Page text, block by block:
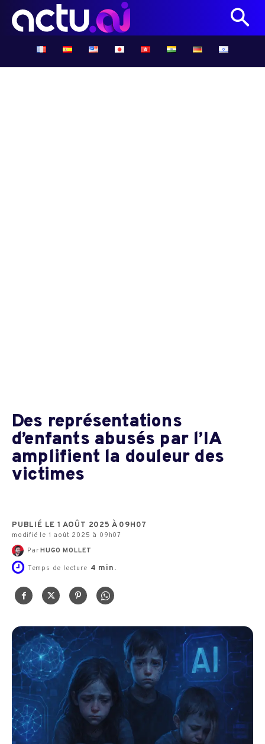
Des représentations
d’enfants abusés par l’IA
amplifient la douleur des
victimes
PUBLIÉ LE 1 AOÛT 2025 À 09H07
modifié le 1 août 2025 à 09h07
Par HUGO MOLLET
Temps de lecture 4 min.